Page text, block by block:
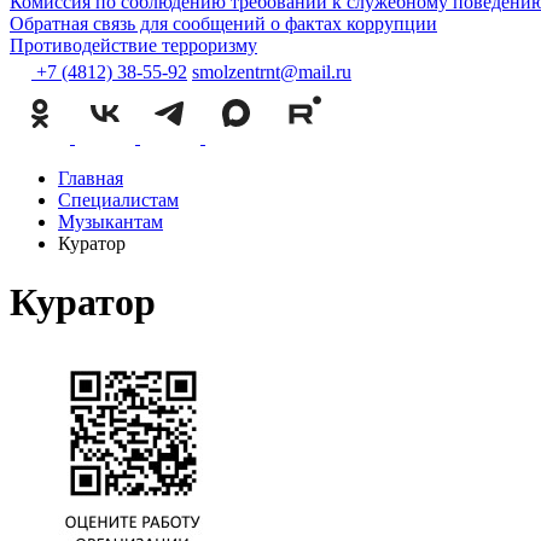
Обратная связь для сообщений о фактах коррупции
Противодействие терроризму
+7 (4812) 38-55-92 smolzentrnt@mail.ru
Главная
Специалистам
Музыкантам
Куратор
Куратор